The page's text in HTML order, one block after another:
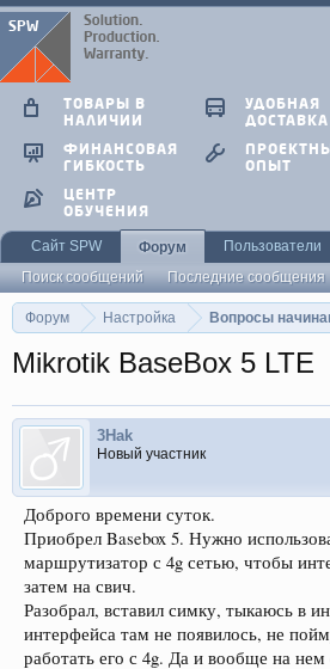
Форум Настройка Вопросы
Mikrotik BaseBox 5 LTE
3Hak
Новый участник
Доброго времени суток.
Приобрел Basebox 5. Нужно
маршрутизатор с 4g сетью, чтобы
затем на свич.
Разобрал, вставил симку, тыкаюсь в
интерфейса там не появилось, не
работать его с 4g. Да и вообще на
ТОВАРЫ В
НАЛИЧИИ
УДОБНАЯ
ДОСТАВКА
ФИНАНСОВАЯ
ГИБКОСТЬ
ОПЫТ
ЦЕНТР
ОБУЧЕНИЯ
Сайт SPW
Форум
Поиск сообщений
Последние сообщения
Пользователи